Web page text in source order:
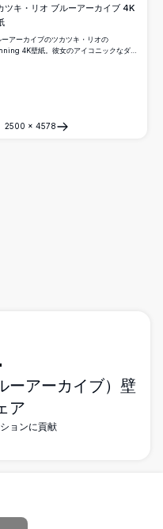
ツキ・リオ ブルーアーカイブ 4K
ーアーカイブのツカツキ・リオの
4K壁紙。彼女のアイコニックなダー
2500 × 4578
ーアーカイブ）壁
ア
ョンに貢献